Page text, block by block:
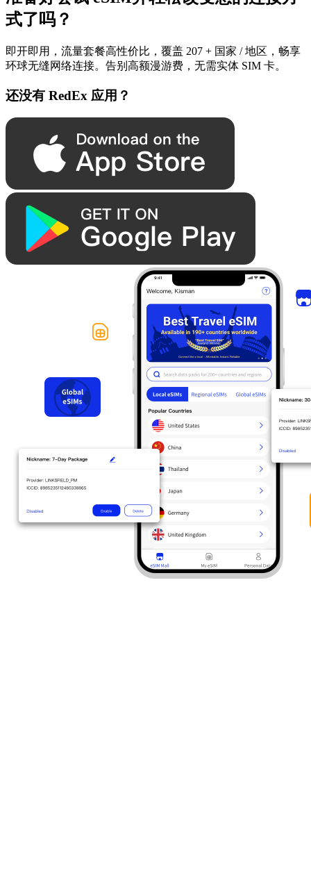
式了吗？
即开即用，流量套餐高性价比，覆盖 207 + 国家 / 地区，畅享
环球无缝网络连接。告别高额漫游费，无需实体 SIM 卡。
还没有 RedEx 应用？